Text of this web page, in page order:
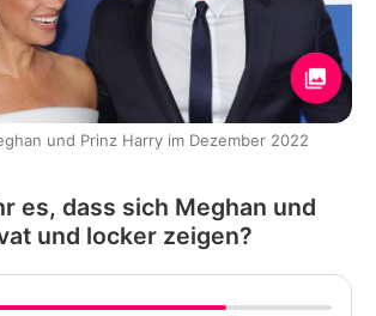
und Prinz Harry im Dezember 2022
es, dass sich Meghan und
und locker zeigen?